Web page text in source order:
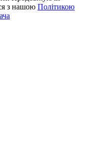
з нашою Політикою